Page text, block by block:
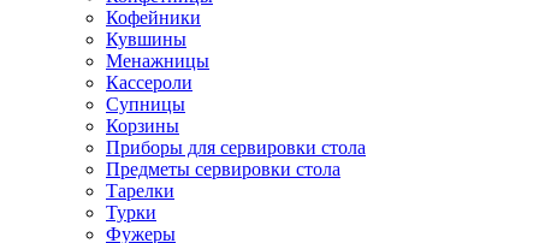
Кофейники
Кувшины
Менажницы
Кассероли
Супницы
Корзины
Приборы для сервировки стола
Предметы сервировки стола
Тарелки
Турки
Фужеры